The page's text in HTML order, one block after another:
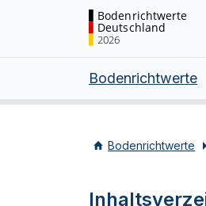
Bodenrichtwerte
Deutschland
2026
Bodenrichtwerte
Bodenrichtwerte